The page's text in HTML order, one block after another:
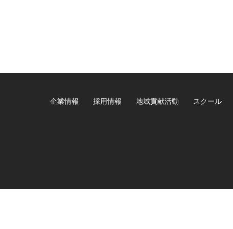
企業情報 採用情報 地域貢献活動 スクール